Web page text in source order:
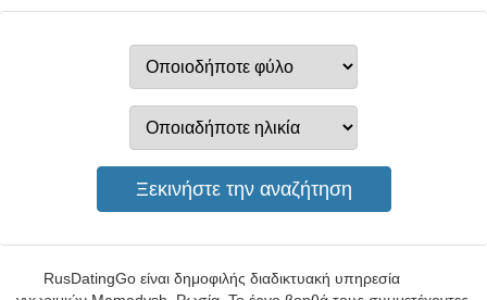
RusDatingGo είναι δημοφιλής διαδικτυακή υπηρεσία